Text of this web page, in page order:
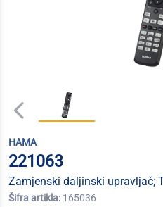
HAMA
221063
Zamjenski daljinski upravljač;
Šifra artikla: 165036